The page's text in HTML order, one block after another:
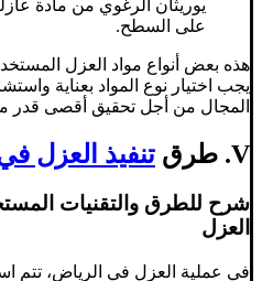
يوريثان الرغوي من مادة
على السطح.
هذه بعض أنواع مواد العزل
يجب اختيار نوع المواد بعناية
المجال من أجل تحقيق أقصى قدر من
V. طرق تنفيذ العزل
شرح للطرق والتقنيات
العزل
في عملية العزل في الرياض، تتم